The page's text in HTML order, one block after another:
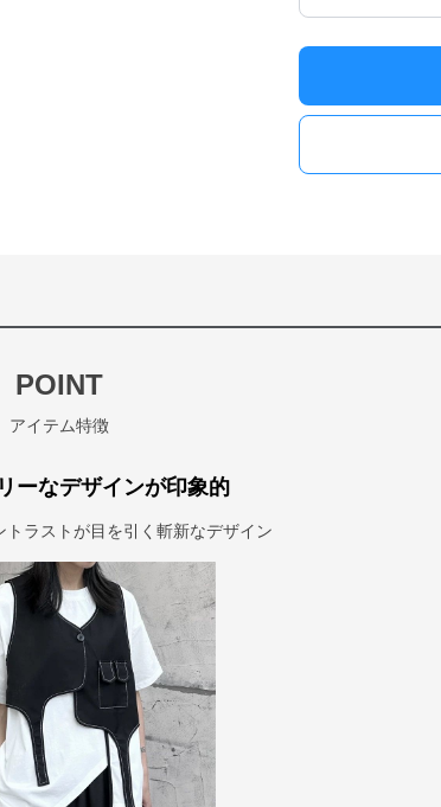
POINT
アイテム特徴
ーなデザインが印象的
ラストが目を引く斬新なデザイン